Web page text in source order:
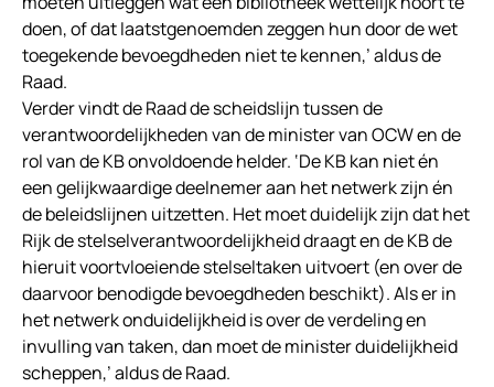
doen, of dat laatstgenoemden zeggen hun door de wet
toegekende bevoegdheden niet te kennen,’ aldus de
Raad.
Verder vindt de Raad de scheidslijn tussen de
verantwoordelijkheden van de minister van OCW en de
rol van de KB onvoldoende helder. ‘De KB kan niet én
een gelijkwaardige deelnemer aan het netwerk zijn én
de beleidslijnen uitzetten. Het moet duidelijk zijn dat het
Rijk de stelselverantwoordelijkheid draagt en de KB de
hieruit voortvloeiende stelseltaken uitvoert (en over de
daarvoor benodigde bevoegdheden beschikt). Als er in
het netwerk onduidelijkheid is over de verdeling en
invulling van taken, dan moet de minister duidelijkheid
scheppen,’ aldus de Raad.